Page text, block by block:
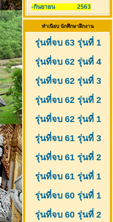
-กันยายน 2563
ทำเนียบ นักศึกษาฝึกงาน
รุ่นที่จบ 63 รุ่นที่ 1
รุ่นที่จบ 62 รุ่นที่ 4
รุ่นที่จบ 62 รุ่นที่ 3
รุ่นที่จบ 62 รุ่นที่ 2
รุ่นที่จบ 62 รุ่นที่ 1
รุ่นที่จบ 61 รุ่นที่ 3
รุ่นที่จบ 61 รุ่นที่ 2
รุ่นที่จบ 61รุ่นที่ 1
รุ่นที่จบ 60 รุ่นที่ 1
รุ่นที่จบ 60 รุ่นที่ 2